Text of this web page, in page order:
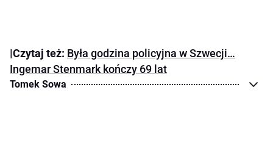
|Czytaj też: Była godzina policyjna w Szwecji…
Ingemar Stenmark kończy 69 lat
Tomek Sowa